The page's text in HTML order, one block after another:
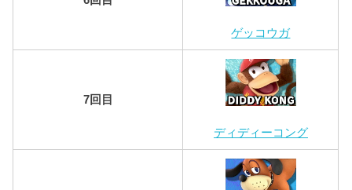
ゲッコウガ
7回目
ディディーコング